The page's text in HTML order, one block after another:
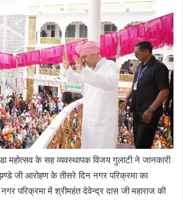
महोत्सव के सह व्यवस्थापक विजय गुलाटी ने जानकारी
जी आरोहण के तीसरे दिन नगर परिक्रमा का
परिक्रमा में श्रीमहंत देवेन्द्र दास जी महाराज की